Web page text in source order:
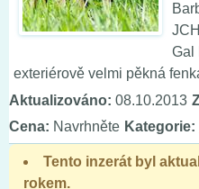
Gal
exteriérově velmi pěkná
Aktualizováno: 08.10.2013
Cena: Navrhněte Kategorie:
Tento inzerát byl
rokem.